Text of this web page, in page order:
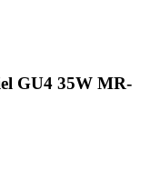
GU4 35W MR-